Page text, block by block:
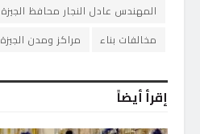
المهندس عادل النجار محافظ الجيزة
مخالفات بناء
مراكز ومدن الجيزة
إقرأ أيضاً